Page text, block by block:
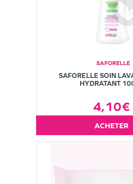
SAFORELLE
SAFORELLE SOIN
HYDRATANT
4,10€
ACHETER